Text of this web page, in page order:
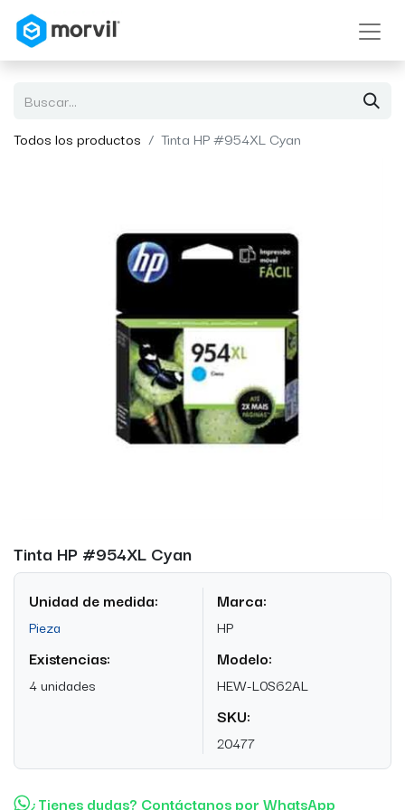
Todos los productos Tinta HP #954XL Cyan
Tinta HP #954XL Cyan
Unidad de medida:
Pieza
Existencias:
4 unidades
Marca:
HP
Modelo:
HEW-L0S62AL
SKU:
20477
¿Tienes dudas? Contáctanos por WhatsApp